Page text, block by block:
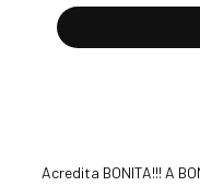
Acredita BONITA!!! A